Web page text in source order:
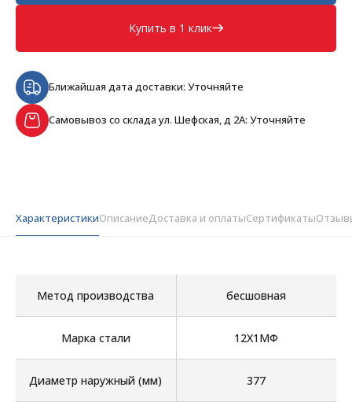
Купить в 1 клик
Ближайшая дата доставки: Уточняйте
Самовывоз со склада ул. Шефская, д 2А: Уточняйте
ХарактеристикиОписаниеДоставка и оплатыСертификаты
Метод производства бесшовная
Марка стали 12Х1МФ
Диаметр наружный (мм) 377